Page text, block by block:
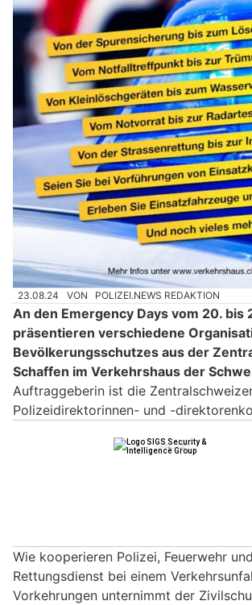
23.08.24 VON POLIZEI.NEWS REDAKTION
An den Emergency Days vom 20. bis
präsentieren verschiedene
Bevölkerungsschutzes aus der
Schaffen im Verkehrshaus der
Auftraggeberin ist die
Polizeidirektorinnen- und -
Wie kooperieren Polizei, Feuerwehr und
Rettungsdienst bei einem
Vorkehrungen unternimmt der